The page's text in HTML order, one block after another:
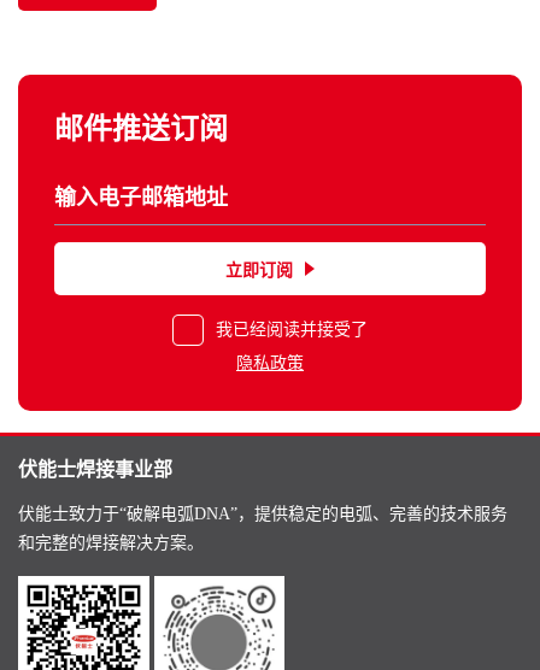
邮件推送订阅
立即订阅
我已经阅读并接受了
隐私政策
伏能士焊接事业部
伏能士致力于“破解电弧DNA”，提供稳定的电弧、完善的技术服务
和完整的焊接解决方案。